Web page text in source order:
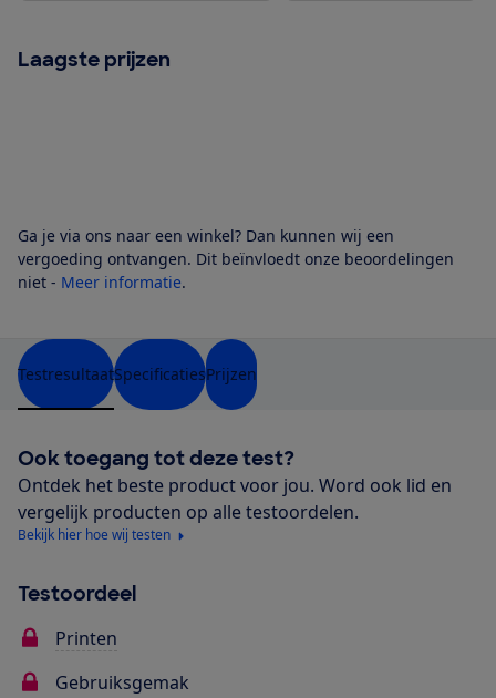
Laagste prijzen
Ga je via ons naar een winkel? Dan kunnen wij een
vergoeding ontvangen. Dit beïnvloedt onze beoordelingen
niet - Meer informatie.
TestresultaatSpecificatiesPrijzen
Ook toegang tot deze test?
Ontdek het beste product voor jou. Word ook lid en
vergelijk producten op alle testoordelen.
Bekijk hier hoe wij testen
Testoordeel
Printen
Gebruiksgemak